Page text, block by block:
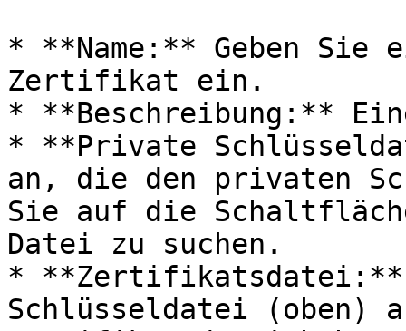
* **Name:** Geben Sie
Zertifikat ein.
* **Beschreibung:**
* **Private
an, die den privaten
Sie auf die
Datei zu suchen.
* **Zertifikatsdatei:**
Schlüsseldatei (oben)